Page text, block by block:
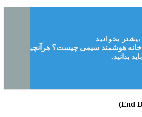
بیشتر بخوانید
خانه هوشمند سیمی چیست؟ هرآنچیزی که
باید بدانید.